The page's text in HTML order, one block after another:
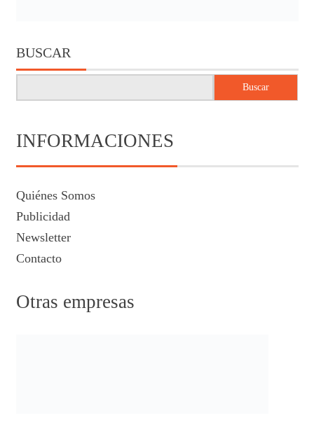
BUSCAR
Buscar
INFORMACIONES
Quiénes Somos
Publicidad
Newsletter
Contacto
Otras empresas